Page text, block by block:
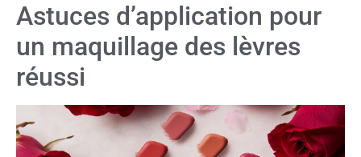
Astuces d’application pour
un maquillage des lèvres
réussi